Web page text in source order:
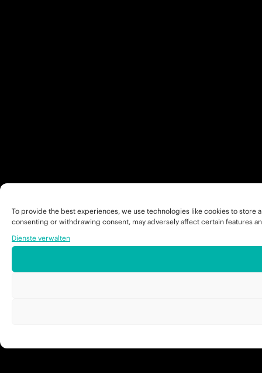
To provide the best experiences, we use technologies like cookies to
consenting or withdrawing consent, may adversely affect certain features
Dienste verwalten